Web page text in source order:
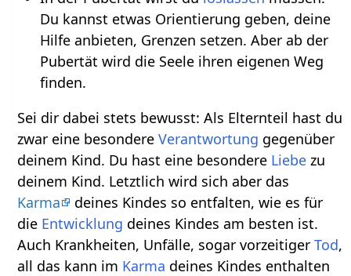
Du kannst etwas Orientierung geben, deine
Hilfe anbieten, Grenzen setzen. Aber ab der
Pubertät wird die Seele ihren eigenen Weg
finden.
Sei dir dabei stets bewusst: Als Elternteil hast du
zwar eine besondereVerantwortung gegenüber
deinem Kind. Du hast eine besondere Liebe zu
deinem Kind. Letztlich wird sich aber das
Karma
deines Kindes so entfalten, wie es für
die Entwicklung deines Kindes am besten ist.
Auch Krankheiten, Unfälle, sogar vorzeitigerTod,
all das kann im Karma deines Kindes enthalten